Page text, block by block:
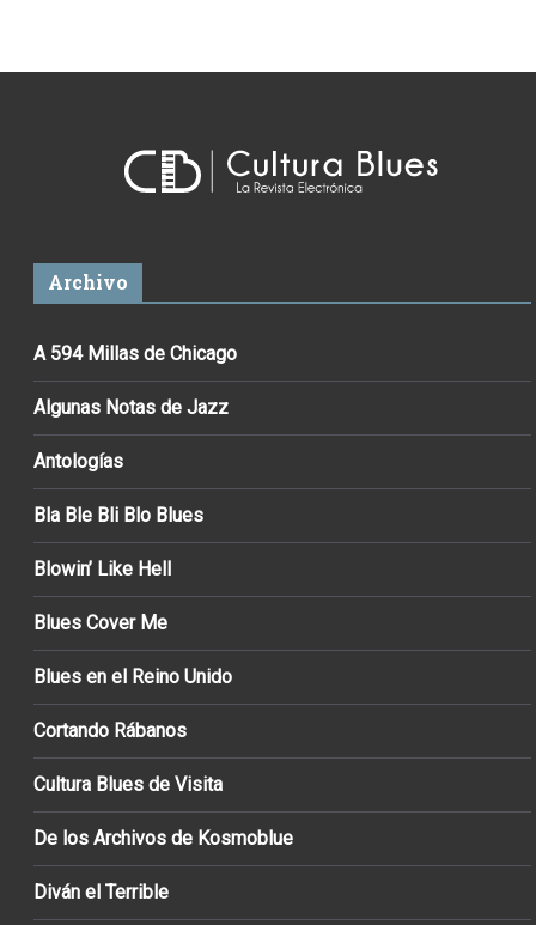
Archivo
A 594 Millas de Chicago
Algunas Notas de Jazz
Antologías
Bla Ble Bli Blo Blues
Blowin’ Like Hell
Blues Cover Me
Blues en el Reino Unido
Cortando Rábanos
Cultura Blues de Visita
De los Archivos de Kosmoblue
Diván el Terrible